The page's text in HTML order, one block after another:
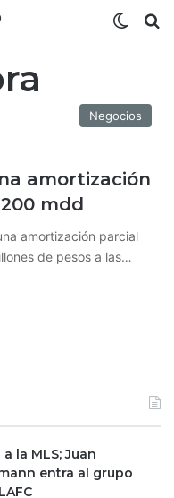
Negocios
amortización
mdd
amortización parcial
de pesos a las…
la MLS; Juan
entra al grupo